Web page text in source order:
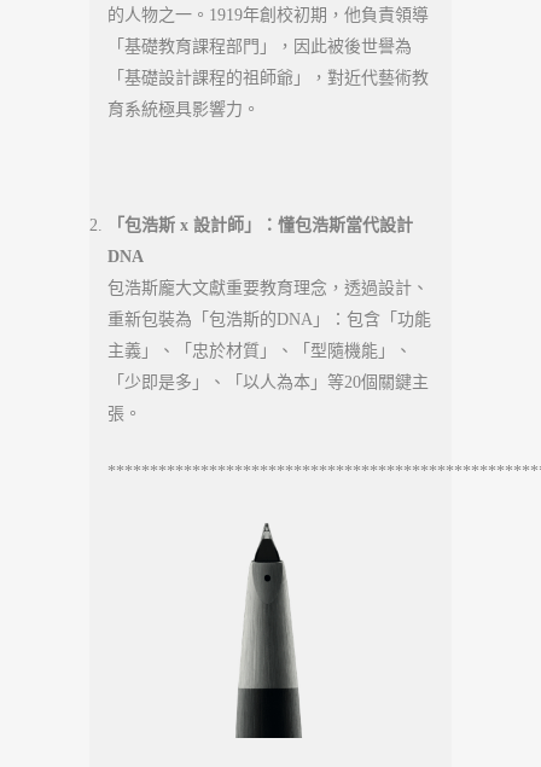
的人物之一。1919年創校初期，他負責領導
「基礎教育課程部門」，因此被後世譽為
「基礎設計課程的祖師爺」，對近代藝術教
育系統極具影響力。
「包浩斯 x 設計師」：懂包浩斯當代設計
DNA
包浩斯龐大文獻重要教育理念，透過設計、
重新包裝為「包浩斯的DNA」：包含「功能
主義」、「忠於材質」、「型隨機能」、
「少即是多」、「以人為本」等20個關鍵主
張。